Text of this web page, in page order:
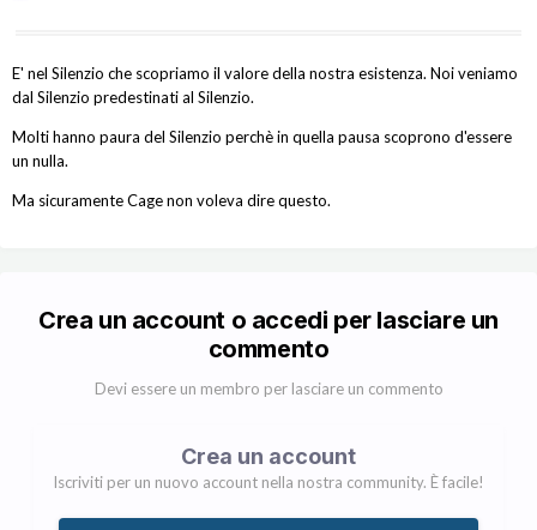
E' nel Silenzio che scopriamo il valore della nostra esistenza. Noi veniamo
dal Silenzio predestinati al Silenzio.
Molti hanno paura del Silenzio perchè in quella pausa scoprono d'essere
un nulla.
Ma sicuramente Cage non voleva dire questo.
Crea un account o accedi per lasciare un
commento
Devi essere un membro per lasciare un commento
Crea un account
Iscriviti per un nuovo account nella nostra community. È facile!